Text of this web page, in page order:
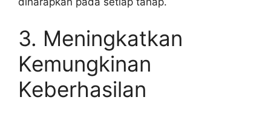
3. Meningkatkan
Kemungkinan
Keberhasilan